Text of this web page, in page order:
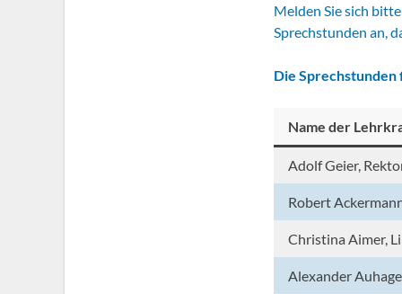
Melden Sie sich
Sprechstunden an,
Die Sprechstunden
Name der
Adolf Geier,
Robert
Christina Aimer,
Alexander